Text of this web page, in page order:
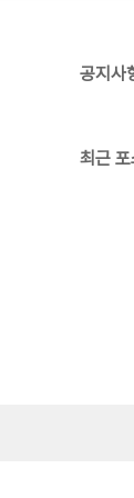
공지사
최근